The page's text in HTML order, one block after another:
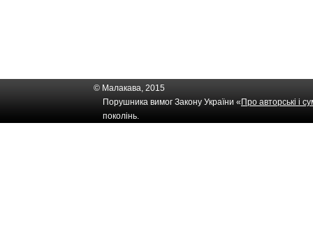
© Малакава, 2015
Порушника вимог Закону України « Про авторські і
поколінь.